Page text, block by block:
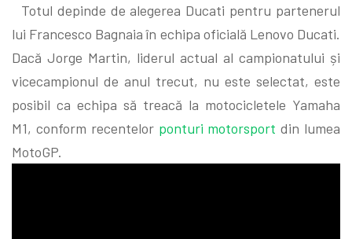
Totul depinde de alegerea Ducati pentru partenerul
lui Francesco Bagnaia în echipa oficială Lenovo Ducati.
Dacă Jorge Martin, liderul actual al campionatului și
vicecampionul de anul trecut, nu este selectat, este
posibil ca echipa să treacă la motocicletele Yamaha
M1, conform recentelor ponturi motorsport din lumea
MotoGP.